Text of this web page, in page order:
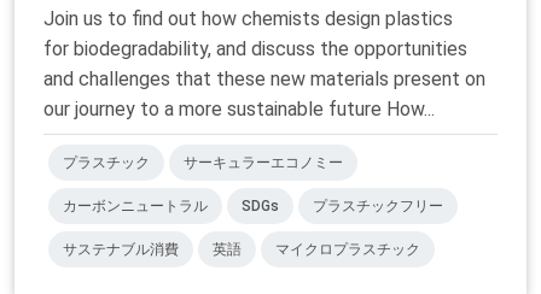
Join us to find out how chemists design plastics
for biodegradability, and discuss the opportunities
and challenges that these new materials present on
our journey to a more sustainable future How...
プラスチック サーキュラーエコノミー
カーボンニュートラル SDGs プラスチックフリー
サステナブル消費 英語 マイクロプラスチック